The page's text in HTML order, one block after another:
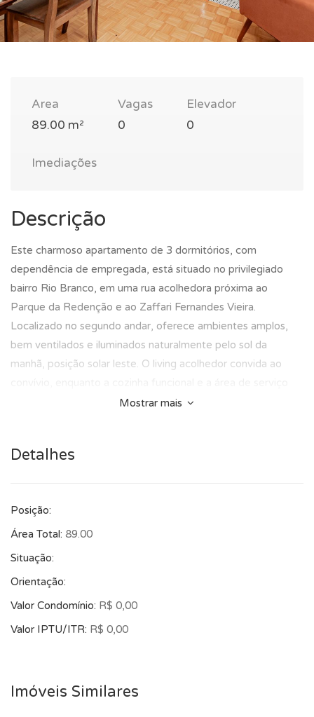
Area
89.00 m²
Vagas
0
Elevador
0
Imediações
Descrição
Este charmoso apartamento de 3 dormitórios, com
dependência de empregada, está situado no privilegiado
bairro Rio Branco, em uma rua acolhedora próxima ao
Parque da Redenção e ao Zaffari Fernandes Vieira.
Localizado no segundo andar, oferece ambientes amplos,
bem ventilados e iluminados naturalmente pelo sol da
manhã, posição solar leste. O living acolhedor convida ao
separada agregam praticidade. Os dormitórios confortáveis
uma das regiões mais valorizadas de Porto Alegre. Preço e
Mostrar mais
Detalhes
Posição:
Área Total: 89.00
Situação:
Orientação:
Valor Condomínio: R$ 0,00
Valor IPTU/ITR: R$ 0,00
Imóveis Similares